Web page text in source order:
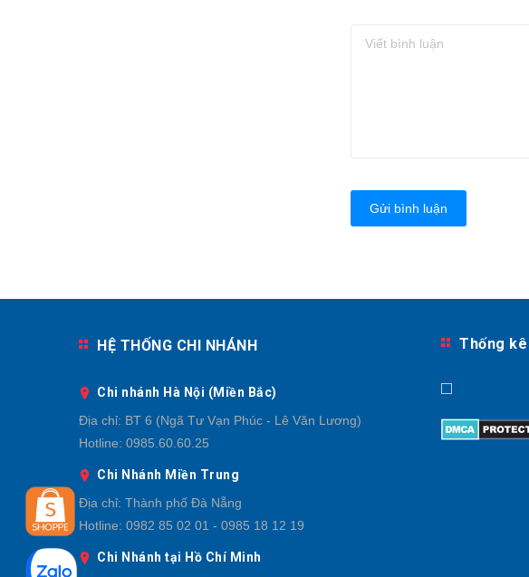
Gửi bình luận
HỆ THỐNG CHI NHÁNH
Chi nhánh Hà Nội (Miền Bắc)
Địa chỉ: BT 6 (Ngã Tư Vạn Phúc - Lê Văn Lương)
Hotline: 0985.60.60.25
Chi Nhánh Miền Trung
Địa chỉ: Thành phố Đà Nẵng
Hotline: 0982 85 02 01 - 0985 18 12 19
Chi Nhánh tại Hồ Chí Minh
Thống kê